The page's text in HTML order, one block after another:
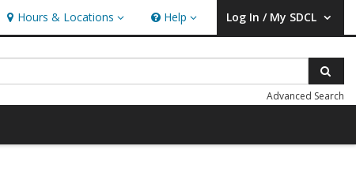
Hours & Locations
Hours & Locations Help
Help Log In / My SDCL
User Log In / My SDCL.
Advanced Search